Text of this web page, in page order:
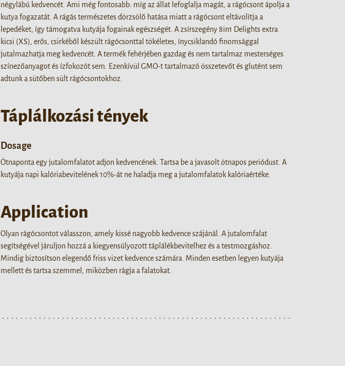
négylábú kedvencét. Ami még fontosabb: míg az állat lefoglalja magát, a rágócsont ápolja a
kutya fogazatát. A rágás természetes dörzsölő hatása miatt a rágócsont eltávolítja a
lepedéket, így támogatva kutyája fogainak egészségét. A zsírszegény 8in1 Delights extra
kicsi (XS), erős, csirkéből készült rágócsonttal tökéletes, ínycsiklandó finomsággal
jutalmazhatja meg kedvencét. A termék fehérjében gazdag és nem tartalmaz mesterséges
színezőanyagot és ízfokozót sem. Ezenkívül GMO-t tartalmazó összetevőt és glutént sem
adtunk a sütőben sült rágócsontokhoz.
Táplálkozási tények
Dosage
Ötnaponta egy jutalomfalatot adjon kedvencének. Tartsa be a javasolt ötnapos periódust. A
kutyája napi kalóriabevitelének 10%-át ne haladja meg a jutalomfalatok kalóriaértéke.
Application
Olyan rágócsontot válasszon, amely kissé nagyobb kedvence szájánál. A jutalomfalat
segítségével járuljon hozzá a kiegyensúlyozott táplálékbevitelhez és a testmozgáshoz.
Mindig biztosítson elegendő friss vizet kedvence számára. Minden esetben legyen kutyája
mellett és tartsa szemmel, miközben rágja a falatokat.